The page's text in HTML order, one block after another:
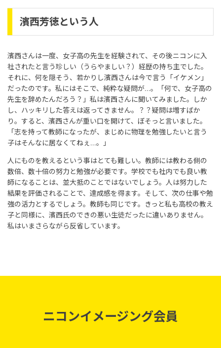
濱西芳徳という人
濱西さんは一度、女子高の先生を経験されて、その後ニコンに入
社されたと言う珍しい（うらやましい？）経歴の持ち主でした。
それに、何を隠そう、若かりし濱西さんは今で言う「イケメン」
だったのです。私にはそこで、純粋な疑問が...。「何で、女子高の
先生を辞めたんだろう？」私は濱西さんに聞いてみました。しか
し、ハッキリした答えは返ってきません。？？疑問は増すばか
り。すると、濱西さんが重い口を開けて、ぼそっと言いました。
「志を持って教師になったが、まじめに物理を勉強したいと言う
子はそんなに居なくてねぇ...。」
人にものを教えるという事はとても難しい。教師には教わる側の
数倍、数十倍の努力と勉強が必要です。学校でも社内でも良い教
師になることは、並大抵のことではないでしょう。人は努力した
結果を評価されることで、達成感を得ます。そして、次の仕事や勉
強の活力とするでしょう。教師も同じです。きっと私も高校の教え
子と同様に、濱西氏のできの悪い生徒だったに違いありません。
私はいまさらながら反省しています。
ニコンイメージング会員